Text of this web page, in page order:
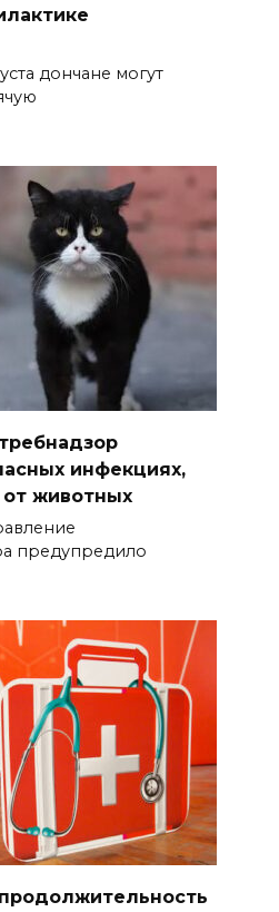
дончане могут
инфекциях,
животных
предупредило